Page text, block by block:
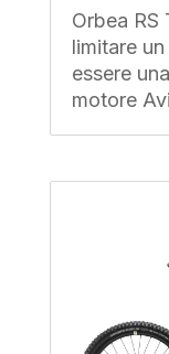
Orbea RS
limitare
essere
motore